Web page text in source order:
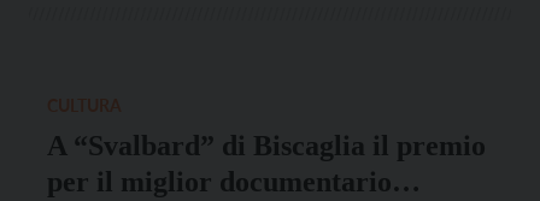
A “Svalbard” di Biscaglia il premio
per il miglior documentario